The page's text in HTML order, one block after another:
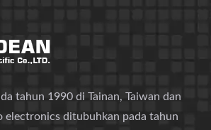
tahun 1990 di Tainan, Taiwan dan
electronics ditubuhkan pada tahun